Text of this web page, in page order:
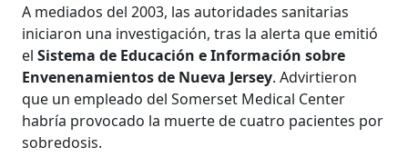
A mediados del 2003, las autoridades sanitarias
iniciaron una investigación, tras la alerta que emitió
elSistema de Educación e Información sobre
Envenenamientos de Nueva Jersey. Advirtieron
que un empleado del Somerset Medical Center
habría provocado la muerte de cuatro pacientes por
sobredosis.